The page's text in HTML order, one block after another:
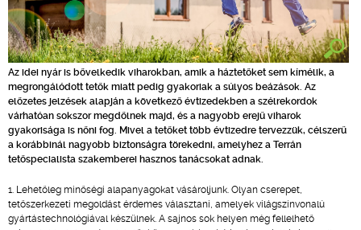
Az idei nyár is bővelkedik viharokban, amik a háztetőket sem kímélik, a
megrongálódott tetők miatt pedig gyakoriak a súlyos beázások. Az
előzetes jelzések alapján a következő évtizedekben a szélrekordok
várhatóan sokszor megdőlnek majd, és a nagyobb erejű viharok
gyakorisága is nőni fog. Mivel a tetőket több évtizedre tervezzük, célszerű
a korábbinál nagyobb biztonságra törekedni, amelyhez a Terrán
tetőspecialista szakemberei hasznos tanácsokat adnak.
Lehetőleg minőségi alapanyagokat vásároljunk. Olyan cserepet,
tetőszerkezeti megoldást érdemes választani, amelyek világszínvonalú
gyártástechnológiával készülnek. A sajnos sok helyen még fellelhető